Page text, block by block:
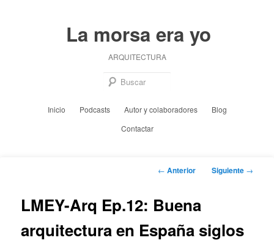
La morsa era yo
ARQUITECTURA
Inicio Podcasts Autor y colaboradores
Blog
Contactar
Navegación
← Anterior Siguiente →
LMEY-Arq Ep.12: Buena
arquitectura en España siglos